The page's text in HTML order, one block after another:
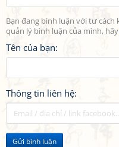
Bạn đang bình luận với tư
quản lý bình luận của mình, hãy
Tên của bạn:
Thông tin liên hệ:
Gửi bình luận